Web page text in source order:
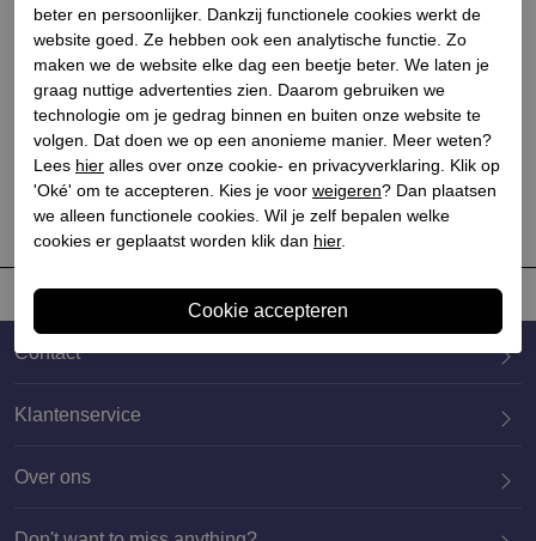
All black
Dames sandalen op hak
goud
€ 124,90
Contact
020 659 3444
Klantenservice
Over ons
beter en persoonlijker. Dankzij functionele cookies werkt de
website goed. Ze hebben ook een analytische functie. Zo
maken we de website elke dag een beetje beter. We laten je
graag nuttige advertenties zien. Daarom gebruiken we
technologie om je gedrag binnen en buiten onze website te
volgen. Dat doen we op een anonieme manier. Meer weten?
Lees hier alles over onze cookie- en privacyverklaring. Klik op
'Oké' om te accepteren. Kies je voor weigeren? Dan plaatsen
we alleen functionele cookies. Wil je zelf bepalen welke
cookies er geplaatst worden klik dan hier.